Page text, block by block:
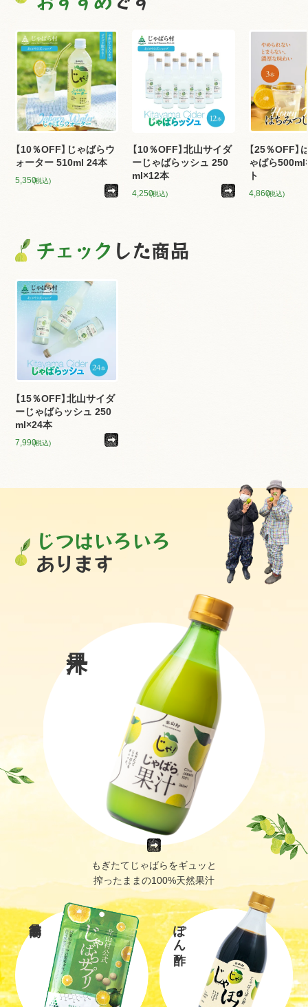
【10％OFF】じゃばらウ
ォーター 510ml 24本
5,350(税込)
【10％OFF】北山サイダ
ーじゃばらッシュ 250
ml×12本
4,250(税込)
【25％OFF】
ゃばら
ト
4,860(税込)
チェック した商品
【15％OFF】北山サイダ
ーじゃばらッシュ 250
ml×24本
7,990(税込)
じつはいろいろ
あります
もぎたてじゃばらをギュッと
搾ったままの100%天然果汁
ぽん酢